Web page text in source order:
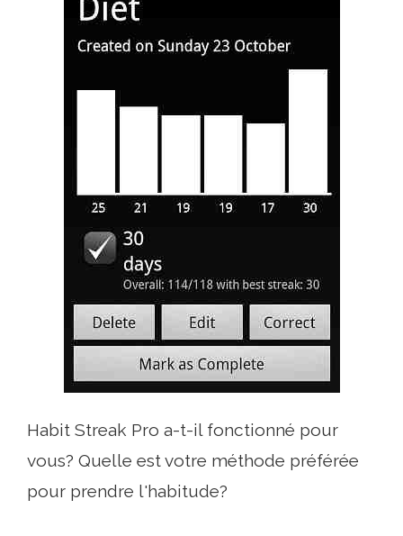
Habit Streak Pro a-t-il fonctionné pour
vous? Quelle est votre méthode préférée
pour prendre l'habitude?